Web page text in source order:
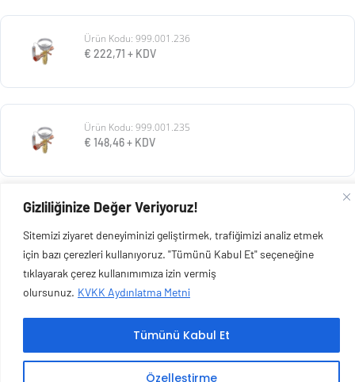
Gizliliğinize Değer Veriyoruz!
Sitemizi ziyaret deneyiminizi geliştirmek, trafiğimizi analiz etmek
için bazı çerezleri kullanıyoruz. "Tümünü Kabul Et" seçeneğine
tıklayarak çerez kullanımımıza izin vermiş
olursunuz. KVKK Aydınlatma Metni
Özelleştirme
Tümünü Kabul Et
Ürün Kodu: 999.001.236
€ 222,71 + KDV
Ürün Kodu: 999.001.235
€ 148,46+ KDV
Ürün Kodu: 999.001.234
€136,08+ KDV
Copyright © 2026 Esen Isıtma Soğutma İnşaat Ltd Şti | Tüm Hakları Saklıdır.